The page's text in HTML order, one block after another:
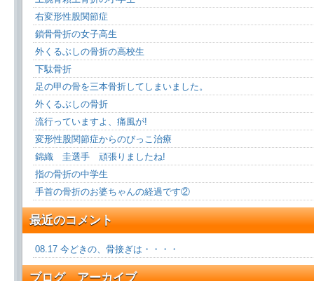
右変形性股関節症
鎖骨骨折の女子高生
外くるぶしの骨折の高校生
下駄骨折
足の甲の骨を三本骨折してしまいました。
外くるぶしの骨折
流行っていますよ、痛風が!
変形性股関節症からのびっこ治療
錦織 圭選手 頑張りましたね!
指の骨折の中学生
手首の骨折のお婆ちゃんの経過です②
最近のコメント
08.17 今どきの、骨接ぎは・・・・
ブログ アーカイブ